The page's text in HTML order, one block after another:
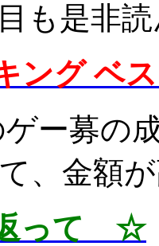
も是非
ング
ー募の
、金額
返って ☆